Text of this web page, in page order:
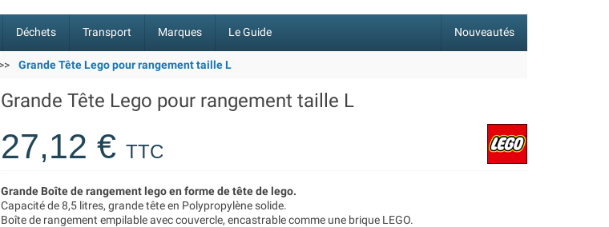
Déchets Transport Marques Le Guide Nouveautés
Grande Tête Lego pour rangement taille L
Grande Tête Lego pour rangement taille L
27,12 €TTC
Grande Boîte de rangement lego en forme de tête de lego.
Capacité de 8,5 litres, grande tête en Polypropylène solide.
Boîte de rangement empilable avec couvercle, encastrable comme une brique LEGO.